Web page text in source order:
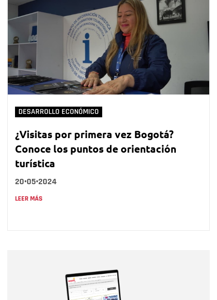
DESARROLLO ECONÓMICO
¿Visitas por primera vez Bogotá?
Conoce los puntos de orientación
turística
20•05•2024
LEER MÁS
Correo electrónico